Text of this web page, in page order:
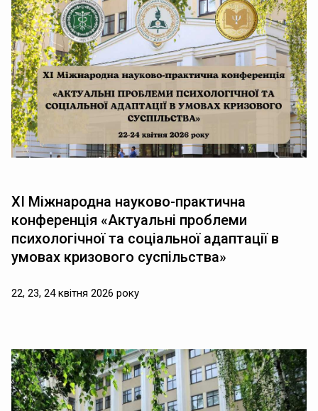
ХІ Міжнародна науково-практична
конференція «Актуальні проблеми
психологічної та соціальної адаптації в
умовах кризового суспільства»
22, 23, 24 квітня 2026 року